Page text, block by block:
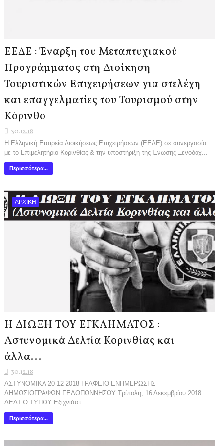
ΕΕΔΕ : Έναρξη του Μεταπτυχιακού
Προγράμματος στη Διοίκηση
Τουριστικών Επιχειρήσεων για στελέχη
και επαγγελματίες του Τουρισμού στην
Κόρινθο
30.12.18
Η Ελληνική Εταιρεία Διοικήσεως Επιχειρήσεων (ΕΕΔΕ) σε συνεργασία
με το Επιμελητήριο Κορινθίας & την υποστήριξη της Ένωσης Ξενοδόχ...
Περισσότερα...
ΑΡΧΙΚΗ
Η ΔΙΩΞΗ ΤΟΥ ΕΓΚΛΗΜΑΤΟΣ :
Αστυνομικά Δελτία Κορινθίας και
άλλα...
30.12.18
ΑΣΤΥΝΟΜΙΚΑ 20-12-2018 ΓΡΑΦΕΙΟ ΕΝΗΜΕΡΩΣΗΣ
ΔΗΜΟΣΙΟΓΡΑΦΩΝ ΠΕΛΟΠΟΝΝΗΣΟΥ Τρίπολη, 16 Δεκεμβρίου 2018
ΔΕΛΤΙΟ ΤΥΠΟΥ Εξιχνιάστ...
Περισσότερα...